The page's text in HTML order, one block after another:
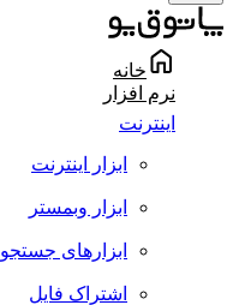
خانه
نرم افزار
اینترنت
ابزار اینترنت
ابزار وبمستر
ابزارهای جستجو
اشتراک فایل